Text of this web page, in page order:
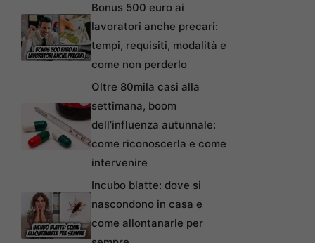
Bonus 500 euro ai
lavoratori anche precari:
tempi, requisiti, modalità e
come non perderlo
Oltre 80mila casi alla
settimana, boom
dell’influenza autunnale:
come riconoscerla e come
intervenire
Incubo blatte: dove si
nascondono in casa e
come allontanarle per